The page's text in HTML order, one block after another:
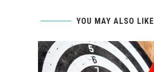
YOU MAY ALSO LIKE